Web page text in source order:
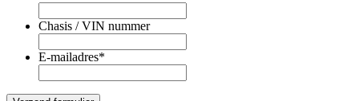
Chasis / VIN nummer
E-mailadres*